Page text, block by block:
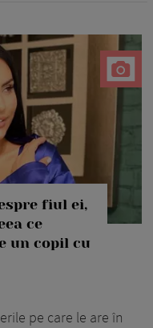
fiul ei,
ce
un copil cu
pe care le are în